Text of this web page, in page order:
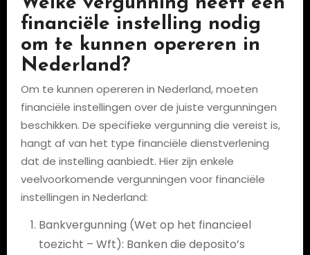
financiële instelling nodig
om te kunnen opereren in
Nederland?
Om te kunnen opereren in Nederland, moeten
financiële instellingen over de juiste vergunningen
beschikken. De specifieke vergunning die vereist is,
hangt af van het type financiële dienstverlening
dat de instelling aanbiedt. Hier zijn enkele
veelvoorkomende vergunningen voor financiële
instellingen in Nederland:
Bankvergunning (Wet op het financieel
toezicht – Wft): Banken die deposito’s